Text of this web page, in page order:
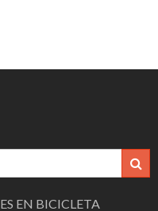
EN BICICLETA